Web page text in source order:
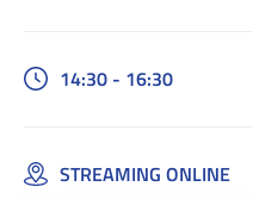
14:30 - 16:30
STREAMING ONLINE